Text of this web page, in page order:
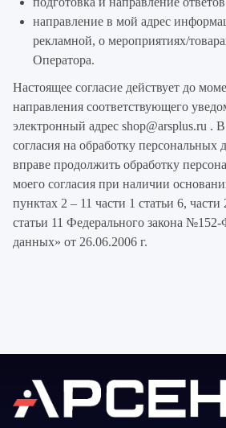
направление в мой адрес
рекламной, о мероприятиях/
Оператора.
Настоящее согласие действует до
направления соответствующего
электронный адрес shop@arsplus.ru .
согласия на обработку
вправе продолжить обработку
моего согласия при наличии
пунктах 2 – 11 части 1 статьи 6, части
статьи 11 Федерального закона
данных» от 26.06.2006 г.